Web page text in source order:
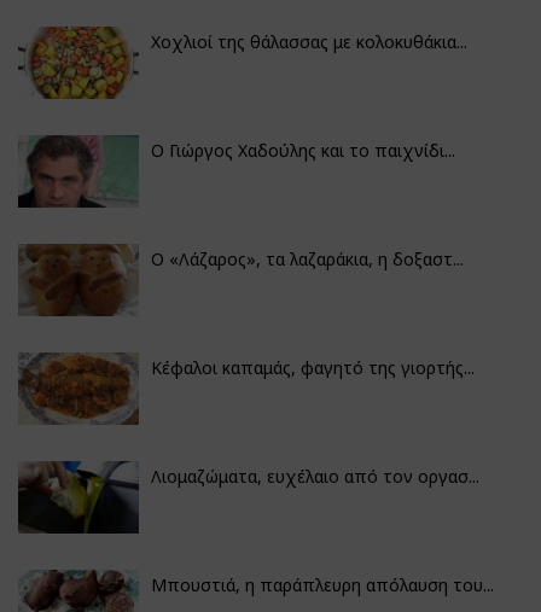
Χοχλιοί της θάλασσας με κολοκυθάκια...
Ο Γιώργος Χαδούλης και το παιχνίδι...
Ο «Λάζαρος», τα λαζαράκια, η δοξαστ...
Κέφαλοι καπαμάς, φαγητό της γιορτής...
Λιομαζώματα, ευχέλαιο από τον οργασ...
Μπουστιά, η παράπλευρη απόλαυση του...